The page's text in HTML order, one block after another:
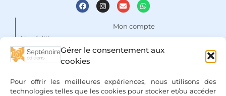
Gérer le consentement aux
cookies
Pour offrir les meilleures expériences, nous utilisons des
technologies telles que les cookies pour stocker et/ou accéder
Nos éditions
Auteurs
Espace libraires
Mon compte
Conditions Générales de
Vente